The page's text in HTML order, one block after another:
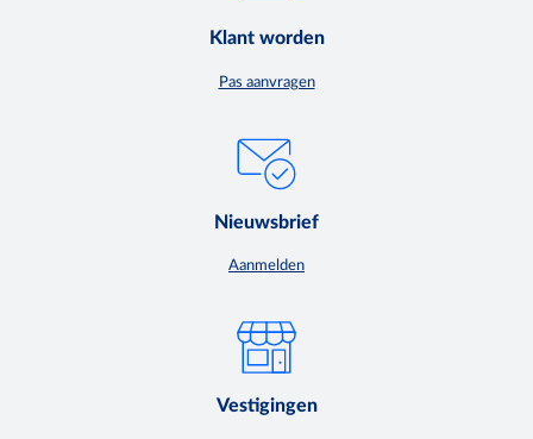
Klant worden
Pas aanvragen
Nieuwsbrief
Aanmelden
Vestigingen